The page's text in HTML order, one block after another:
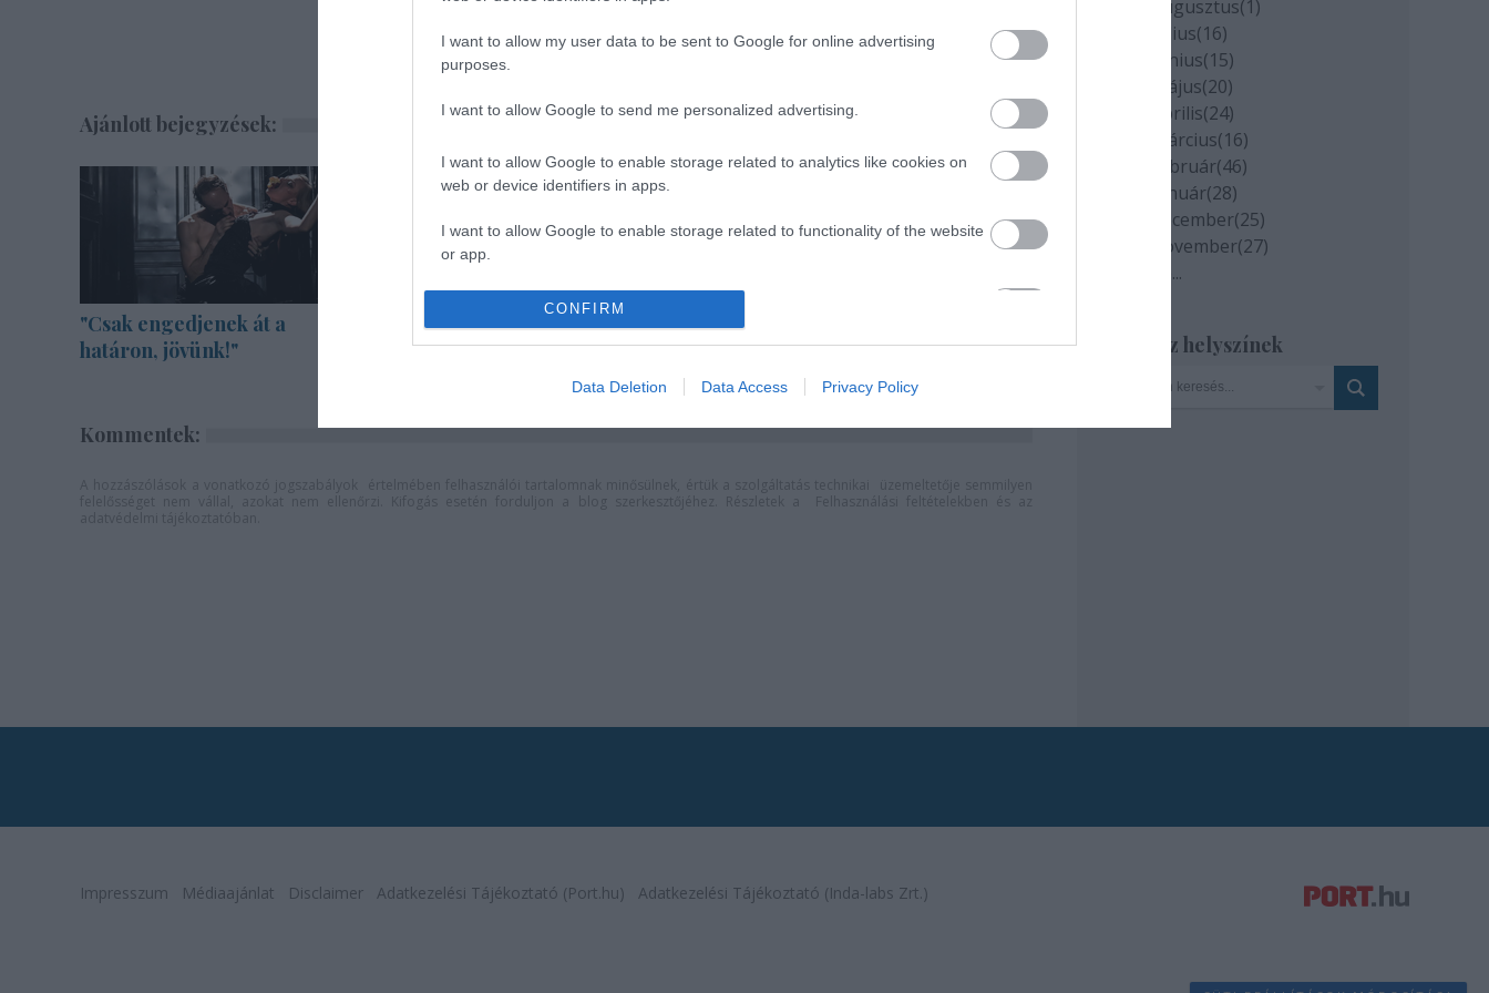
I want to allow my user data to be sent to Google for online advertising
purposes.
I want to allow Google to send me personalized advertising.
I want to allow Google to enable storage related to analytics like cookies on
web or device identifiers in apps.
I want to allow Google to enable storage related to functionality of the website
or app.
I want to allow Google to enable storage related to personalization.
I want to allow Google to enable storage related to security, including
authentication functionality and fraud prevention, and other user protection.
CONFIRM
Data Deletion Data Access Privacy Policy
Ajánlott bejegyzések:
"Csak engedjenek át a
határon, jövünk!"
Gasztronómiai utazás
Karinthy koponyája körül
Július 5-én indul a Zsámbéki
Nyári Színház
Kommentek:
2020 augusztus(1)
2020 július(16)
2020 június(15)
2020 május(20)
2020 április(24)
2020 március(16)
2020 február(46)
2020 január(28)
2019 december(25)
2019 november(27)
...
Szinház helyszínek
Impresszum Médiaajánlat Disclaimer Adatkezelési Tájékoztató (Port.hu) Adatkezelési Tájékoztató (Inda-labs Zrt.)